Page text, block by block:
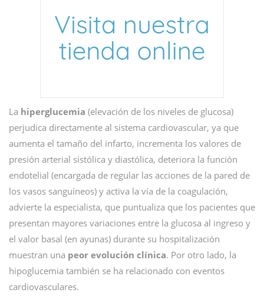
La hiperglucemia (elevación de los niveles de glucosa)
perjudica directamente al sistema cardiovascular, ya que
aumenta el tamaño del infarto, incrementa los valores de
presión arterial sistólica y diastólica, deteriora la función
endotelial (encargada de regular las acciones de la pared de
los vasos sanguíneos) y activa la vía de la coagulación,
advierte la especialista, que puntualiza que los pacientes que
presentan mayores variaciones entre la glucosa al ingreso y
el valor basal (en ayunas) durante su hospitalización
muestran una peor evolución clínica. Por otro lado, la
hipoglucemia también se ha relacionado con eventos
cardiovasculares.